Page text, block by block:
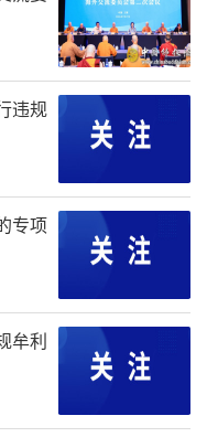
入砂锅中炖煮；
起锅了。
违规
专项
牟利